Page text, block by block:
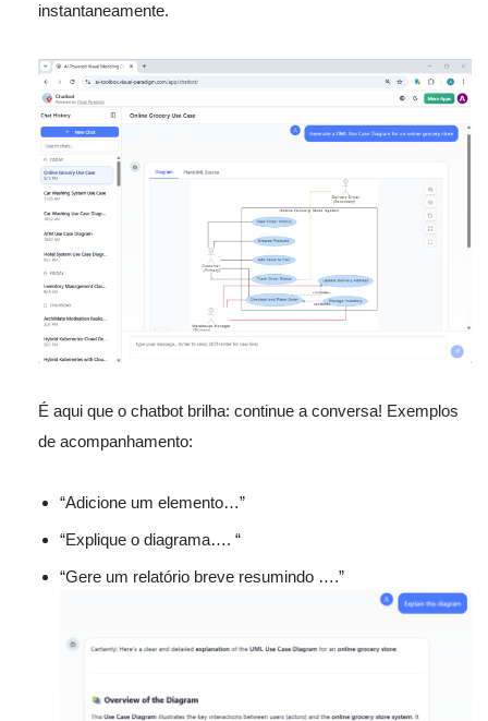
instantaneamente.
É aqui que o chatbot brilha: continue a conversa! Exemplos
de acompanhamento:
“Adicione um elemento…”
“Explique o diagrama…. “
“Gere um relatório breve resumindo ….”